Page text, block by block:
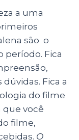
a uma
são o
período. Fica
Fica a
do filme
que você
filme,
O